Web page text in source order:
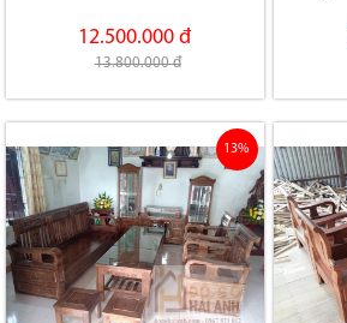
12.500.000 đ
13.800.000 đ
13%